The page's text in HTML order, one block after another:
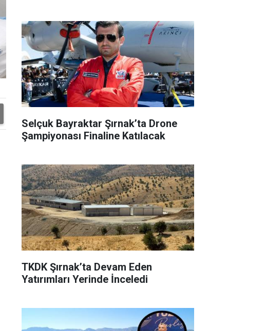
Selçuk Bayraktar Şırnak’ta Drone
Şampiyonası Finaline Katılacak
TKDK Şırnak’ta Devam Eden
Yatırımları Yerinde İnceledi